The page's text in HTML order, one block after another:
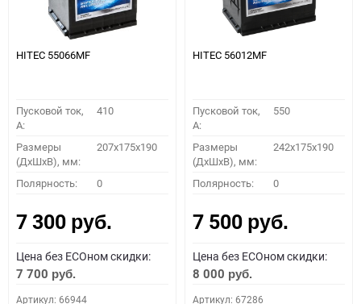
HITEC 55066MF
Пусковой ток,
A:
410
Размеры
(ДхШхВ), мм:
207x175x190
Полярность: 0
7 300 руб.
Цена без ECOном скидки:
7 700 руб.
Артикул: 66944
HITEC 56012MF
Пусковой ток,
A:
550
Размеры
(ДхШхВ), мм:
242x175x190
Полярность: 0
7 500 руб.
Цена без ECOном скидки:
8 000 руб.
Артикул: 67286